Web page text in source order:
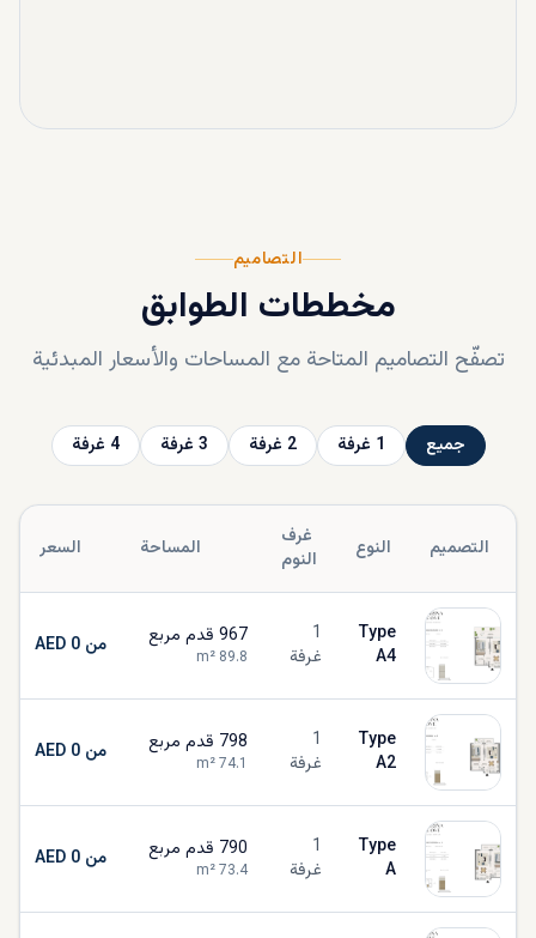
التصاميم
مخططات الطوابق
تصفّح التصاميم المتاحة مع المساحات والأسعار المبدئية
جميع 1 غرفة 2 غرفة 3 غرفة 4 غرفة
التصميم النوع
غرف
النوم
المساحة السعر
Type
A4
1
غرفة
967 قدم مربع
89.8 من AED 0
Type
A2
1
غرفة
798 قدم مربع
74.1 من AED 0
Type
A
1
غرفة
790 قدم مربع
73.4 من AED 0